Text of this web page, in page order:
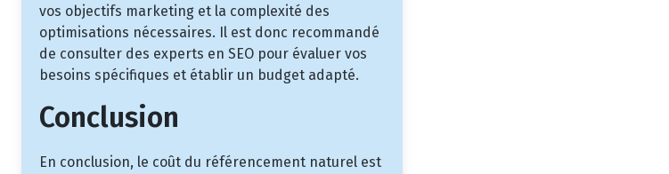
vos objectifs marketing et la complexité des
optimisations nécessaires. Il est donc recommandé
de consulter des experts en SEO pour évaluer vos
besoins spécifiques et établir un budget adapté.
Conclusion
En conclusion, le coût du référencement naturel est